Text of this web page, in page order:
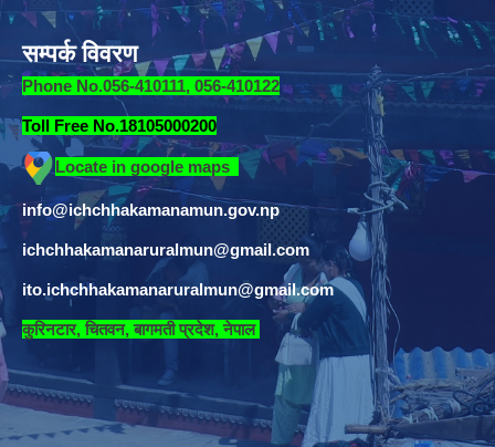
सम्पर्क विवरण
Phone No.056-410111, 056-410122
Toll Free No.18105000200
Locate in google maps
info@ichchhakamanamun.gov.np
ichchhakamanaruralmun@gmail.com
ito.ichchhakamanaruralmun@gmail.com​
कुरिनटार, चितवन, बागमती प्रदेश, नेपाल